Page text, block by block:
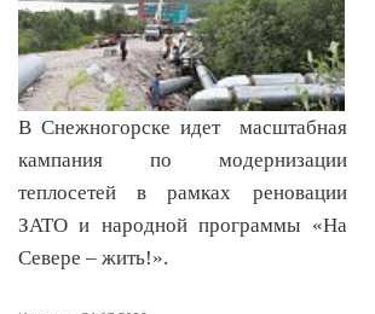
В Снежногорске идет масштабная
кампания по модернизации
теплосетей в рамках реновации
ЗАТО и народной программы «На
Севере – жить!».